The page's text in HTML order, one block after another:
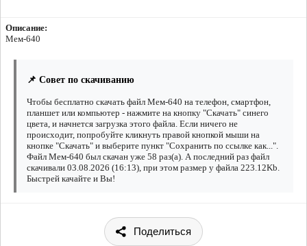
Описание:
Мем-640
📌 Совет по скачиванию
Чтобы бесплатно скачать файл Мем-640 на телефон, смартфон,
планшет или компьютер - нажмите на кнопку "Скачать" синего
цвета, и начнется загрузка этого файла. Если ничего не
происходит, попробуйте кликнуть правой кнопкой мыши на
кнопке "Скачать" и выберите пункт "Сохранить по ссылке как...".
Файл Мем-640 был скачан уже 58 раз(а). А последний раз файл
скачивали 03.08.2026 (16:13), при этом размер у файла 223.12Kb.
Быстрей качайте и Вы!
Поделиться